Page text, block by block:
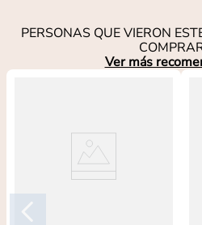
PERSONAS QUE VIERON
Ver más